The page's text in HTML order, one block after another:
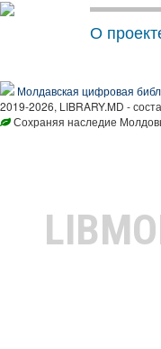
О
Молдавская цифровая
2019-2026, LIBRARY.MD -
Сохраняя наследие